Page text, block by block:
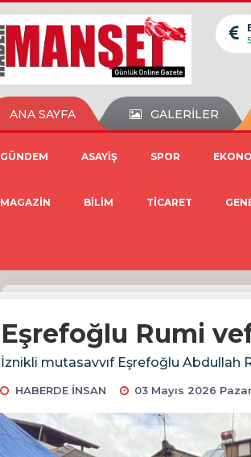
ANA SAYFA GALERİLER
GÜNDEM ASAYİŞ SPOR
MAGAZİN BİLİM TİCARET
Eşrefoğlu Rumi
İznikli mutasavvıf Eşrefoğlu Abdullah
HABERDE İNSAN 03 Mayıs 2026